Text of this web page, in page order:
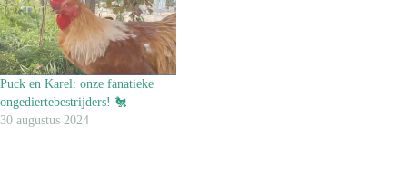
Puck en Karel: onze fanatieke
ongediertebestrijders! 🐔
30 augustus 2024